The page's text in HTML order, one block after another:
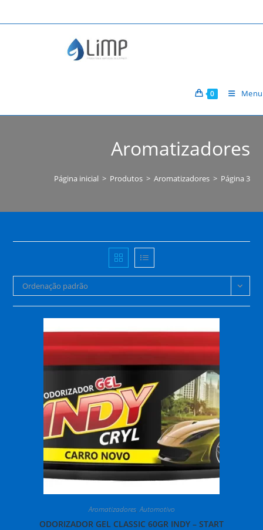
para
0 Menu
Aromatizadores
Página inicial > Produtos > Aromatizadores > Página 3
Ordenação padrão
Aromatizadores,Automotivo
ODORIZADOR GEL CLASSIC 60GR INDY – START